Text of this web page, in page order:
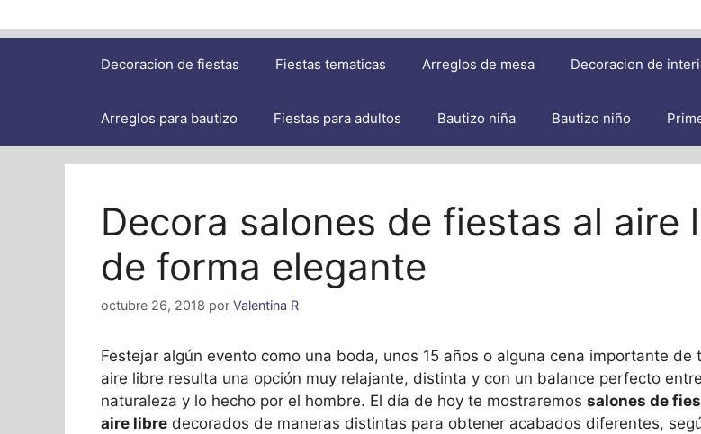
Decoracion de fiestas Fiestas tematicas Arreglos de mesa Decoracion de
Arreglos para bautizo Fiestas para adultos Bautizo niña Bautizo niño
Decora salones de fiestas al aire
de forma elegante
octubre 26, 2018 por Valentina R
Festejar algún evento como una boda, unos 15 años o alguna cena importante de
aire libre resulta una opción muy relajante, distinta y con un balance perfecto
naturaleza y lo hecho por el hombre. El día de hoy te mostraremos salones de
aire libre decorados de maneras distintas para obtener acabados diferentes,